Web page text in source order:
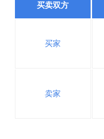
买卖双方
买家
卖家